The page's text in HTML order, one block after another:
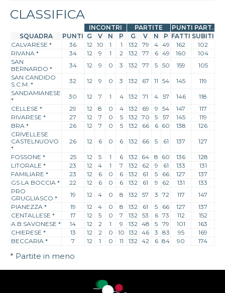
CLASSIFICA
INCONTRI PARTITE
PUNTI PART.
SQUADRA
PUNTI G V N P G V N P FATTI SUBITI
CALVARESE * 36 12 10 1 1 132 79 4 49 162
102
RIVANA * 34 12 9 1 2 132 77 6 49 160
104
SAN
BERNARDO * 34 12 9 0 3 132 77 5 50 159
105
SAN CANDIDO
S.C.M. * 32 12 9 0 3 132 67 11 54 145
119
SANDAMIANESE
*
30 12 7 1 4 132 71 4 57 146
118
CELLESE * 29 12 8 0 4 132 69 9 54 147
117
RIVARESE * 27 12 7 0 5 132 70 5 57 145
119
BRA * 26 12 7 0 5 132 66 6 60 138
126
CRIVELLESE
CASTELNUOVO
*
26 12 6 0 6 132 66 5 61 137 127
FOSSONE * 25 12 5 1 6 132 64 8 60 136
128
LITORALE * 23 12 4 1 7 132 62 9 61 133
131
FAMILIARE * 23 12 6 0 6 132 61 5 66 127
137
GS LA BOCCIA * 22 12 6 0 6 132 61 9 62 131
133
PRO
GRUGLIASCO * 19 12 4 0 8 132 57 3 72 117
147
PIANEZZA * 19 12 4 0 8 132 61 5 66 127
137
CENTALLESE * 17 12 5 0 7 132 53 6 73 112
152
A.B.SAVONESE * 14 12 2 1 9 132 48 5 79 101
163
CHIERESE * 13 12 2 0 10 132 46 3 83 95
169
BECCARIA * 7 12 1 0 11 132 42 6 84 90 174
* Partite in meno